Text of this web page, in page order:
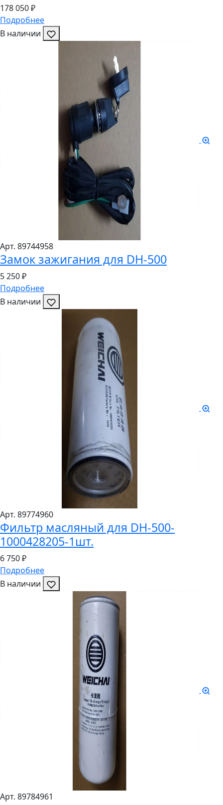
178050 ₽
Подробнее
В наличии
Арт. 89744958
Замок зажигания для DH-500
5250 ₽
Подробнее
В наличии
Арт. 89774960
Фильтр масляный для DH-500-
1000428205-1шт.
6750 ₽
Подробнее
В наличии
Арт. 89784961